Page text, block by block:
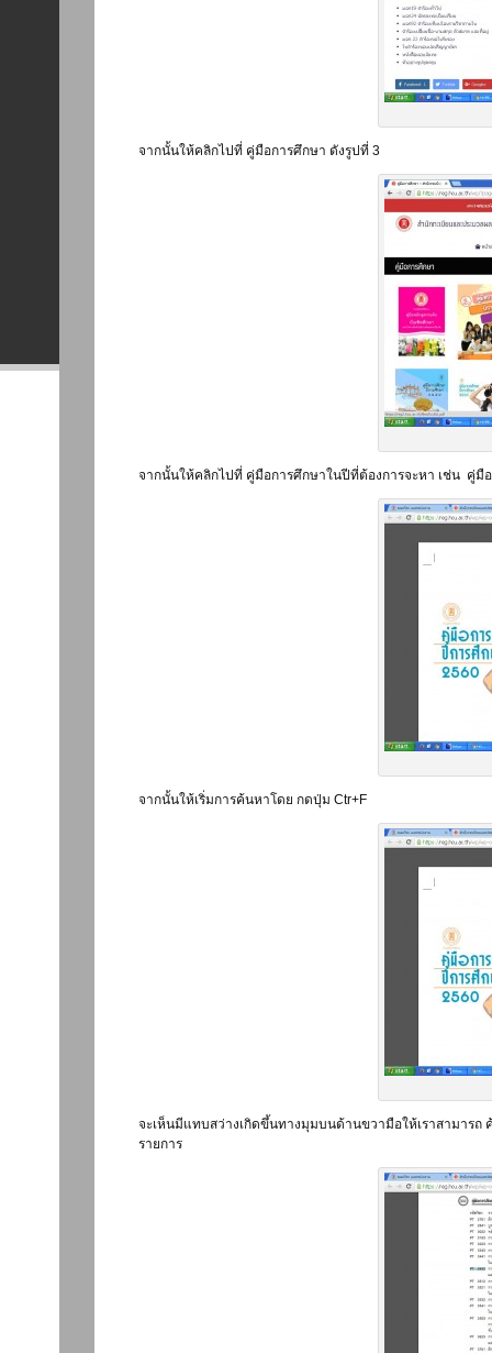
จากนั้นให้คลิกไปที่ คู่มือการศึกษา ดังรูปที่ 3
จากนั้นให้คลิกไปที่ คู่มือการศึกษาในปีที่ต้องการจะหา เช่น คู่มื
จากนั้นให้เริ่มการค้นหาโดย กดปุ่ม Ctr+F
จะเห็นมีแทบสว่างเกิดขึ้นทางมุมบนด้านขวามือให้เราสามาร
รายการ